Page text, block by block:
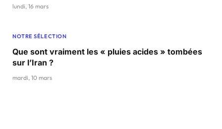
lundi, 16 mars
NOTRE SÉLECTION
Que sont vraiment les « pluies acides » tombées
sur l’Iran ?
mardi, 10 mars